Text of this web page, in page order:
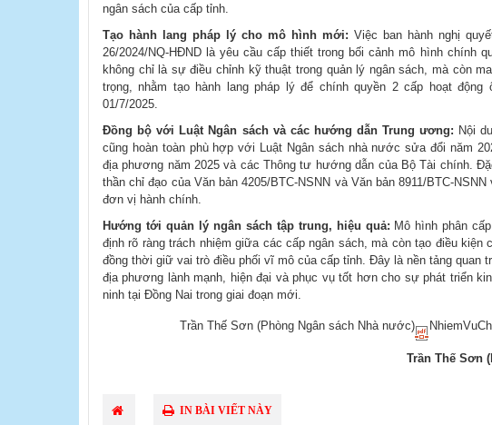
ngân sách của cấp tỉnh.
Tạo hành lang pháp lý cho mô hình mới: Việc ban hành nghị
26/2024/NQ-HĐND là yêu cầu cấp thiết trong bối cảnh mô hình chính
không chỉ là sự điều chỉnh kỹ thuật trong quản lý ngân sách, mà còn
trọng, nhằm tạo hành lang pháp lý để chính quyền 2 cấp hoạt động
01/7/2025.
Đồng bộ với Luật Ngân sách và các hướng dẫn Trung ương: Nội
cũng hoàn toàn phù hợp với Luật Ngân sách nhà nước sửa đổi năm
địa phương năm 2025 và các Thông tư hướng dẫn của Bộ Tài chính.
thần chỉ đạo của Văn bản 4205/BTC-NSNN và Văn bản 8911/BTC-
đơn vị hành chính.
Hướng tới quản lý ngân sách tập trung, hiệu quả: Mô hình phân
định rõ ràng trách nhiệm giữa các cấp ngân sách, mà còn tạo điều kiện
đồng thời giữ vai trò điều phối vĩ mô của cấp tỉnh. Đây là nền tảng quan
địa phương lành mạnh, hiện đại và phục vụ tốt hơn cho sự phát triển
ninh tại Đồng Nai trong giai đoạn mới.
Trần Thế Sơn (Phòng Ngân sách Nhà nước)​
Trần Thế Sơn
IN BÀI VIẾT NÀY